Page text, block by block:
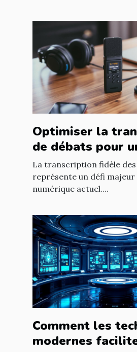
Optimiser la
de débats pour
fidélité accrue ?
La transcription fidèle des
représente un défi majeur
numérique actuel....
Comment les
modernes